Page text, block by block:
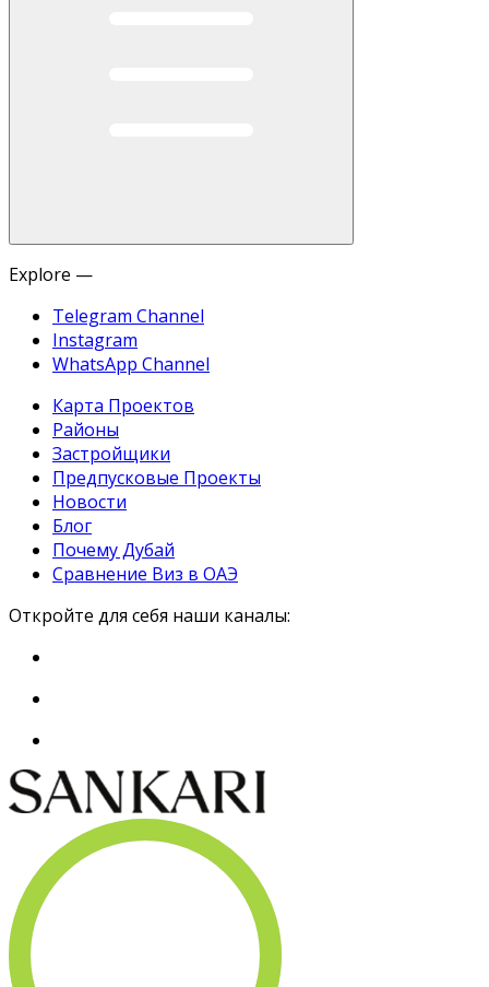
Explore —
Telegram Channel
Instagram
WhatsApp Channel
Карта Проектов
Районы
Застройщики
Предпусковые Проекты
Новости
Блог
Почему Дубай
Сравнение Виз в ОАЭ
Откройте для себя наши каналы: